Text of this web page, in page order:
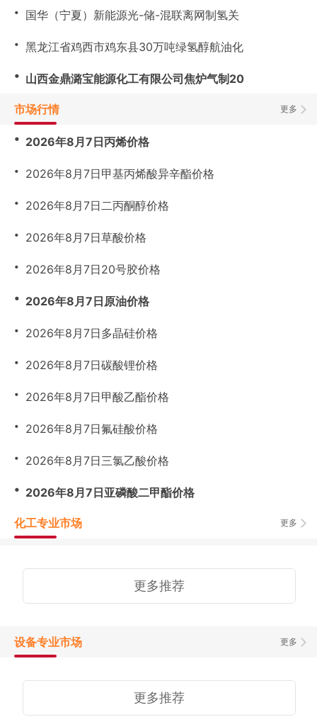
・ 国华（宁夏）新能源光-储-混联离网制氢关
・ 黑龙江省鸡西市鸡东县30万吨绿氢醇航油化
・ 山西金鼎潞宝能源化工有限公司焦炉气制20
更多
市场行情
・ 2026年8月7日丙烯价格
・ 2026年8月7日甲基丙烯酸异辛酯价格
・ 2026年8月7日二丙酮醇价格
・ 2026年8月7日草酸价格
・ 2026年8月7日20号胶价格
・ 2026年8月7日原油价格
・ 2026年8月7日多晶硅价格
・ 2026年8月7日碳酸锂价格
・ 2026年8月7日甲酸乙酯价格
・ 2026年8月7日氟硅酸价格
・ 2026年8月7日三氯乙酸价格
・ 2026年8月7日亚磷酸二甲酯价格
更多
化工专业市场
更多推荐
更多
设备专业市场
更多推荐